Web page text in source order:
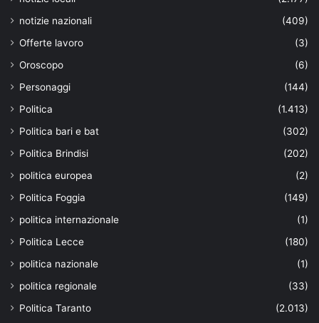
notizie nazionali
(409)
Offerte lavoro
(3)
Oroscopo
(6)
Personaggi
(144)
Politica
(1.413)
Politica bari e bat
(302)
Politica Brindisi
(202)
politica europea
(2)
Politica Foggia
(149)
politica internazionale
(1)
Politica Lecce
(180)
politica nazionale
(1)
politica regionale
(33)
Politica Taranto
(2.013)